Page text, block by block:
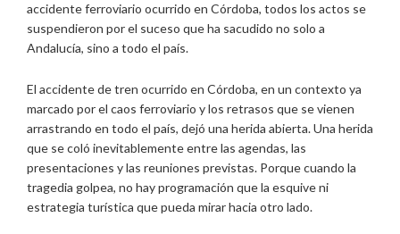
accidente ferroviario ocurrido en Córdoba, todos los actos se
suspendieron por el suceso que ha sacudido no solo a
Andalucía, sino a todo el país.
El accidente de tren ocurrido en Córdoba, en un contexto ya
marcado por el caos ferroviario y los retrasos que se vienen
arrastrando en todo el país, dejó una herida abierta. Una herida
que se coló inevitablemente entre las agendas, las
presentaciones y las reuniones previstas. Porque cuando la
tragedia golpea, no hay programación que la esquive ni
estrategia turística que pueda mirar hacia otro lado.